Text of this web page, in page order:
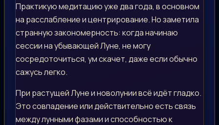
Практикую медитацию уже два года, в основном
на расслабление и центрирование. Но заметила
странную закономерность: когда начинаю
сессии на убывающей Луне, не могу
сосредоточиться, ум скачет, даже если обычно
сажусь легко.
При растущей Луне и новолунии всё идёт гладко.
Это совпадение или действительно есть связь
между лунными фазами и способностью к